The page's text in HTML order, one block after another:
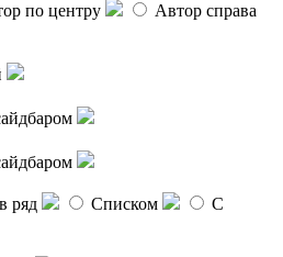
по центру Автор справа
ряд Списком
С